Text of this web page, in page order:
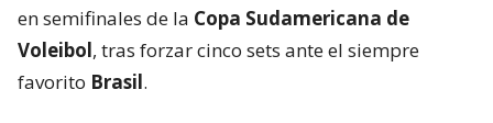
en semifinales de la Copa Sudamericana de
Voleibol, tras forzar cinco sets ante el siempre
favorito Brasil.